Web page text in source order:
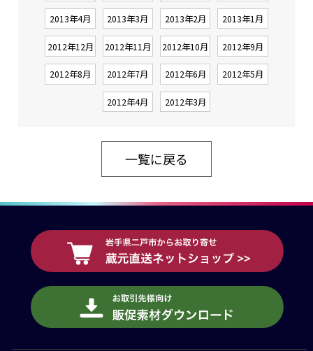
2013年4月 2013年3月 2013年2月 2013年1月
2012年12月 2012年11月 2012年10月 2012年9月
2012年8月 2012年7月 2012年6月 2012年5月
2012年4月 2012年3月
一覧に戻る